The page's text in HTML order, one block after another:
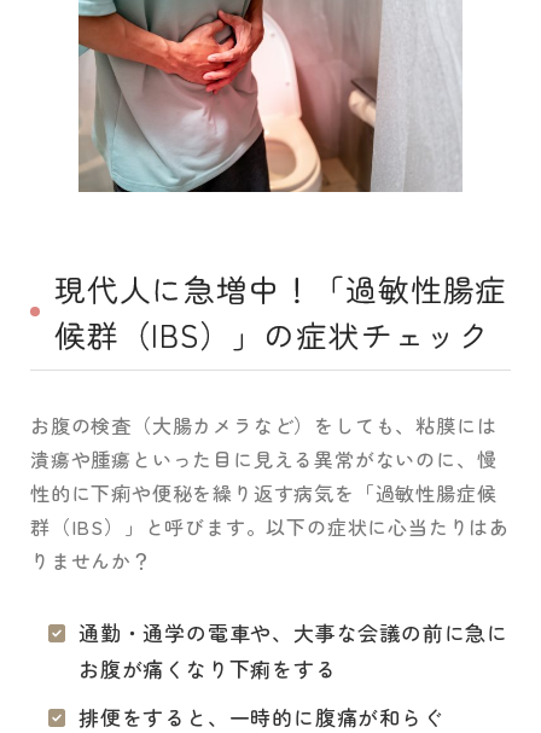
現代人に急増中！「過敏性腸症
候群（IBS）」の症状チェック
お腹の検査（大腸カメラなど）をしても、粘膜には
潰瘍や腫瘍といった目に見える異常がないのに、慢
性的に下痢や便秘を繰り返す病気を「過敏性腸症候
群（IBS）」と呼びます。以下の症状に心当たりはあ
りませんか？
通勤・通学の電車や、大事な会議の前に急に
お腹が痛くなり下痢をする
排便をすると、一時的に腹痛が和らぐ